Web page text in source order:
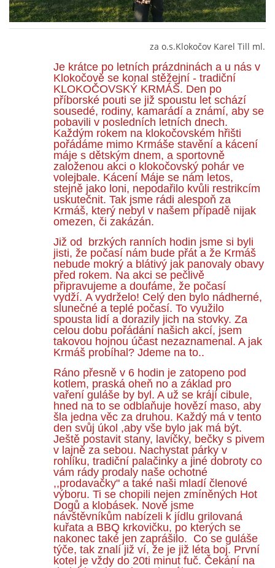
INTERNÍ SEKCE
© 2026 eStránky.cz
za o.s.Klokočov Karel Till ml.
Je krátce po letních prázdninách a u nás v
Klokočově se konal stěžejní - tradiční
KLOKOČOVSKÝ KRMÁŠ. Den po
příborské pouti se již spoustu let schází
sousedé, rodiny, kamarádí a známí, aby se
pobavili v posledních letních dnech.
Každým rokem na klokočovském hřišti
pořádáme mimo Krmáše stavění a kácení
máje s dětským dnem, a sportovně
založenou akci o klokočovský pohár ve
volejbale. Kácení Máje se nám letos,
stejně jako loni, nepodařilo kvůli restrikcím
uskutečnit. Tak jsme rádi alespoň za
Krmáš, který nebyl v našem případě nijak
omezen, či zakázán.
Již od brzkých ranních hodin jsme si byli
jisti, že počasí nám bude přát a že Krmáš
nebude mokrý a blátivý jak panovaly obavy
před rokem. Na akci se pečlivě
připravujeme a doufáme, že počasí
vydží. A vydrželo! Celý den bylo nádherné,
slunečné a teplé počasí. To využilo
spousta lidí a dorazily jich na stovky. Za
celou dobu pořádání našich akcí, jsem
takovou hojnou účast nezaznamenal. A jak
Krmáš probíhal? Jdeme na to..
Ráno přesně v 6 hodin je zatopeno pod
kotlem, praská oheň no a základ pro
vaření guláše by byl. A už se krájí cibule,
hned na to se odblaňuje hovězí maso, aby
šla jedna věc za druhou. Každý má v tento
den svůj úkol ,aby vše bylo jak má být.
Ještě postavit stany, lavičky, bečky s pivem
v lajně za sebou. Nachystat párky v
rohlíku, tradiční palačinky a jiné dobroty co
vám rády prodaly naše ochotné
,,prodavačky" a také naši mladí členové
výboru. Ti se chopili nejen zmíněných Hot
Dogů a klobásek. Nově jsme
návštěvníkům nabízeli k jídlu grilovaná
kuřata a BBQ krkovičku, po kterých se
nakonec také jen zaprášilo. Co se guláše
týče, tak znalí již ví, že je již léta boj. První
kotel je vždy do 20ti minut fuč. Čekání na